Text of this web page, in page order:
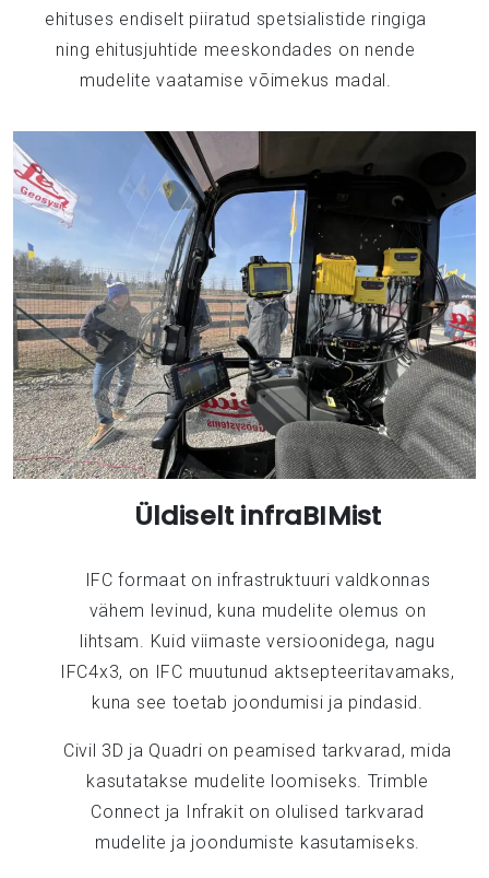
ehituses endiselt piiratud spetsialistide ringiga
ning ehitusjuhtide meeskondades on nende
mudelite vaatamise võimekus madal.
Üldiselt infraBIMist
IFC formaat on infrastruktuuri valdkonnas
vähem levinud, kuna mudelite olemus on
lihtsam. Kuid viimaste versioonidega, nagu
IFC4x3, on IFC muutunud aktsepteeritavamaks,
kuna see toetab joondumisi ja pindasid.
Civil 3D ja Quadri on peamised tarkvarad, mida
kasutatakse mudelite loomiseks. Trimble
Connect ja Infrakit on olulised tarkvarad
mudelite ja joondumiste kasutamiseks.